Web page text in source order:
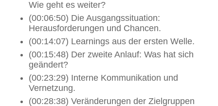
Wie geht es weiter?
(00:06:50) Die Ausgangssituation:
Herausforderungen und Chancen.
(00:14:07) Learnings aus der ersten Welle.
(00:15:48) Der zweite Anlauf: Was hat sich
geändert?
(00:23:29) Interne Kommunikation und
Vernetzung.
(00:28:38) Veränderungen der Zielgruppen